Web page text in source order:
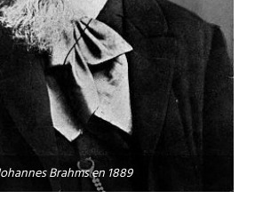
Brahms en 1889